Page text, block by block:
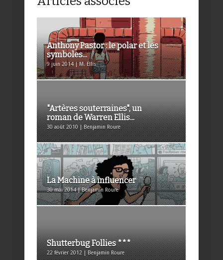
Anthony Pastor : le polar et les
symboles...
9 juin 2014 | M. Ellis
"Artères souterraines", un
roman de Warren Ellis...
30 août 2010 | Benjamin Roure
La Machine à influencer
30 mai 2014 | Benjamin Roure
Shutterbug Follies ***
22 février 2012 | Benjamin Roure